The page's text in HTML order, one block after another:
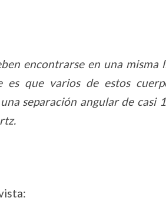
encontrarse en una misma
que varios de estos
separación angular de casi